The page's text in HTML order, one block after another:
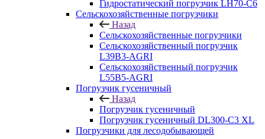
Гидростатический погрузчик LH70-C6
Сельскохозяйственные погрузчики
Назад
Сельскохозяйственные погрузчики
Сельскохозяйственный погрузчик
L39B3-AGRI
Сельскохозяйственный погрузчик
L55B5-AGRI
Погрузчик гусеничный
Назад
Погрузчик гусеничный
Погрузчик гусеничный DL300-C3 XL
Погрузчики для лесодобывающей